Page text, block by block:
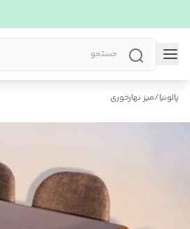
پالونیا/میز نهارخوری